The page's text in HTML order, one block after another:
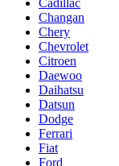
Cadillac
Changan
Chery
Chevrolet
Citroen
Daewoo
Daihatsu
Datsun
Dodge
Ferrari
Fiat
Ford